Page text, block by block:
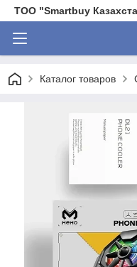
ТОО "Smartbuy
Каталог товаров